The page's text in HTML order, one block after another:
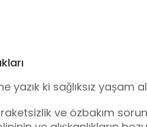
yazık ki sağlıksız yaşam
ve özbakım